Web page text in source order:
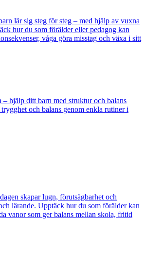
lär sig steg för steg – med hjälp av vuxna
hur du som förälder eller pedagog kan
våga göra misstag och växa i sitt
– hjälp ditt barn med struktur och balans
och balans genom enkla rutiner i
skapar lugn, förutsägbarhet och
lärande. Upptäck hur du som förälder kan
vanor som ger balans mellan skola, fritid